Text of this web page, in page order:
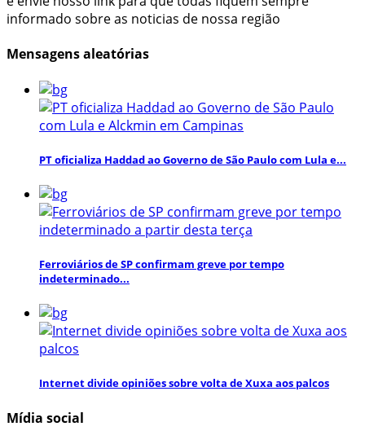
informado sobre as noticias de nossa região
Mensagens aleatórias
PT oficializa Haddad ao Governo de São Paulo com Lula e...
Ferroviários de SP confirmam greve por tempo
indeterminado...
Internet divide opiniões sobre volta de Xuxa aos palcos
Mídia social